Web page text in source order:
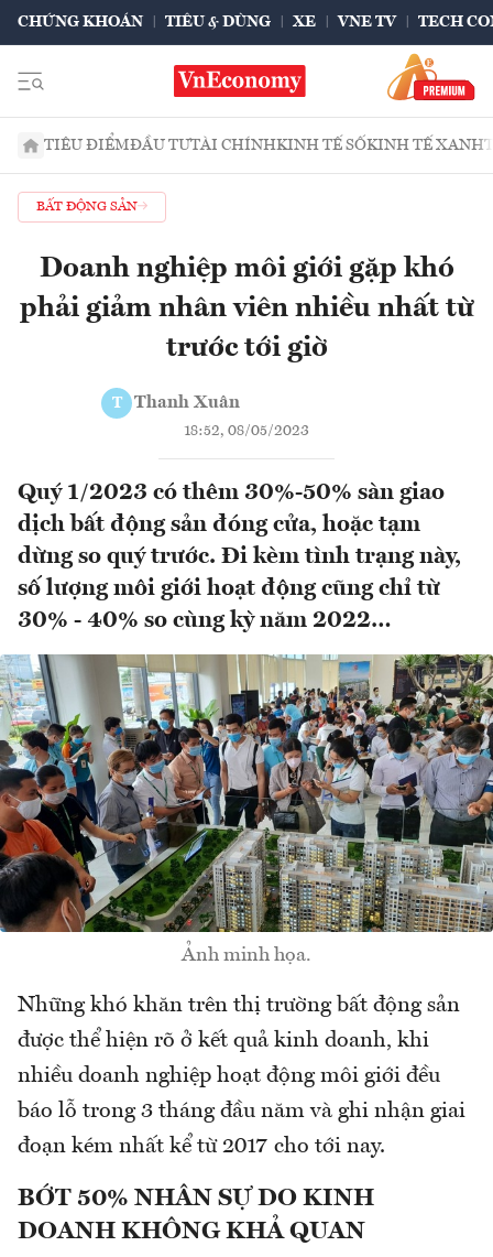
CHỨNG KHOÁN TIÊU & DÙNG XE VNE TV TECH
TIÊU ĐIỂMĐẦU TƯTÀI CHÍNHKINH TẾ SỐKINH TẾ XANH
BẤT ĐỘNG SẢN
Doanh nghiệp môi giới gặp khó
phải giảm nhân viên nhiều nhất từ
trước tới giờ
T Thanh Xuân
18:52, 08/05/2023
Quý 1/2023 có thêm 30%-50% sàn giao
dịch bất động sản đóng cửa, hoặc tạm
dừng so quý trước. Đi kèm tình trạng này,
số lượng môi giới hoạt động cũng chỉ từ
30% - 40% so cùng kỳ năm 2022…
Ảnh minh họa.
Những khó khăn trên thị trường bất động sản
được thể hiện rõ ở kết quả kinh doanh, khi
nhiều doanh nghiệp hoạt động môi giới đều
báo lỗ trong 3 tháng đầu năm và ghi nhận giai
đoạn kém nhất kể từ 2017 cho tới nay.
BỚT 50% NHÂN SỰ DO KINH
DOANH KHÔNG KHẢ QUAN